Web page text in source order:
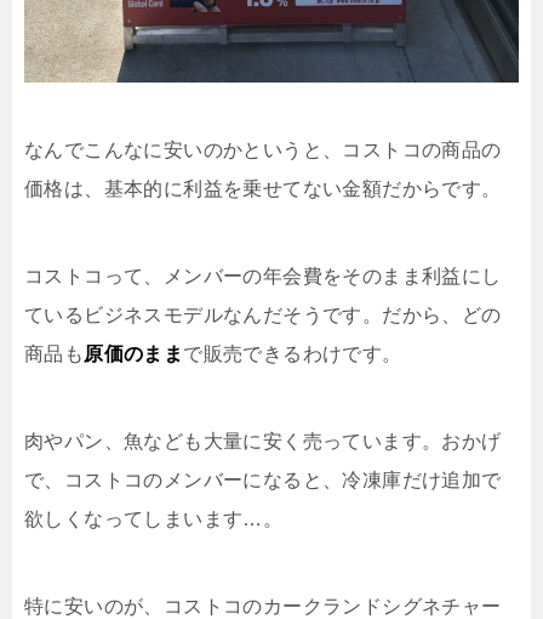
なんでこんなに安いのかというと、コストコの商品の
価格は、基本的に利益を乗せてない金額だからです。
コストコって、メンバーの年会費をそのまま利益にし
ているビジネスモデルなんだそうです。だから、どの
商品も 原価のまま で販売できるわけです。
肉やパン、魚なども大量に安く売っています。おかげ
で、コストコのメンバーになると、冷凍庫だけ追加で
欲しくなってしまいます…。
特に安いのが、コストコのカークランドシグネチャー